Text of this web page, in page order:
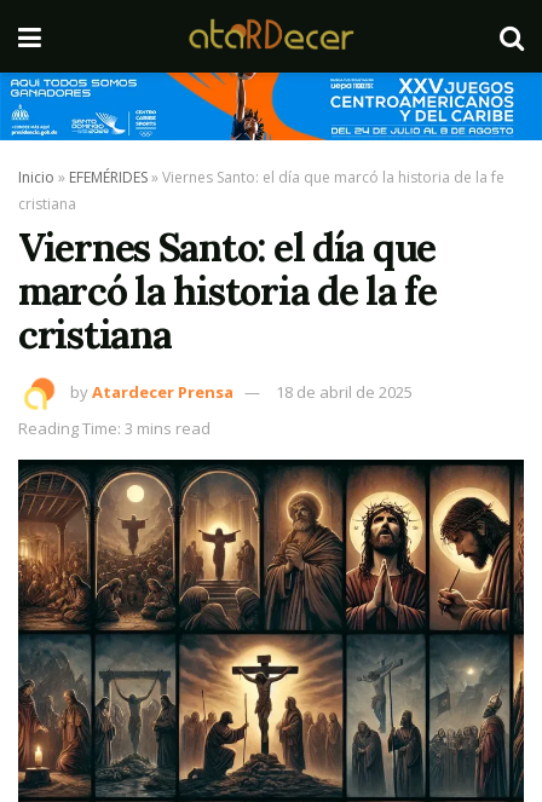
Inicio » EFEMÉRIDES»Viernes Santo: el día que marcó la historia de la fe
cristiana
Viernes Santo: el día que
marcó la historia de la fe
cristiana
byAtardecer Prensa
18 de abril de 2025
Reading Time: 3 mins read